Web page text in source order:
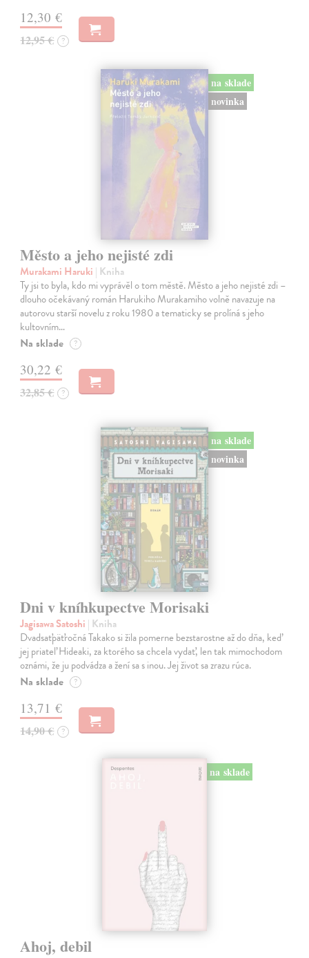
12,30 €
12,95 € ?
na sklade
novinka
Město a jeho nejisté zdi
Murakami Haruki | Kniha
Ty jsi to byla, kdo mi vyprávěl o tom městě. Město a jeho nejisté zdi –
dlouho očekávaný román Harukiho Murakamiho volně navazuje na
autorovu starší novelu z roku 1980 a tematicky se prolíná s jeho
kultovním…
Na sklade ?
30,22 €
32,85 € ?
na sklade
novinka
Dni v kníhkupectve Morisaki
Jagisawa Satoshi | Kniha
Dvadsaťpäťročná Takako si žila pomerne bezstarostne až do dňa, keď
jej priateľ Hideaki, za ktorého sa chcela vydať, len tak mimochodom
oznámi, že ju podvádza a žení sa s inou. Jej život sa zrazu rúca.
Na sklade ?
13,71 €
14,90 € ?
na sklade
Ahoj, debil